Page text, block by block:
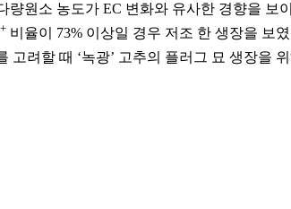
량원소 농도가 EC 변화와 유사한 경향을 보
+ 비율이 73% 이상일 경우 저조 한 생장을 보
려할 때 ‘녹광’ 고추의 플러그 묘 생장을